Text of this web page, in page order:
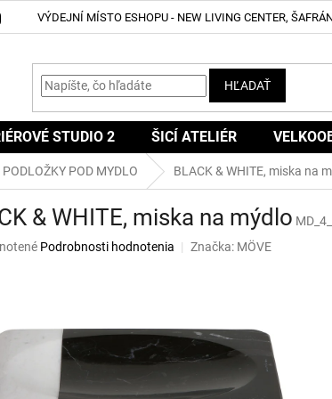
VÝDEJNÍ MÍSTO ESHOPU - NEW LIVING CENTER,
HĽADAŤ
STUDIO 2 ŠICÍ ATELIÉR
PODLOŽKY POD MYDLO BLACK & WHITE, miska na
& WHITE, miska na mýdlo
Podrobnosti hodnotenia Značka: MÖVE